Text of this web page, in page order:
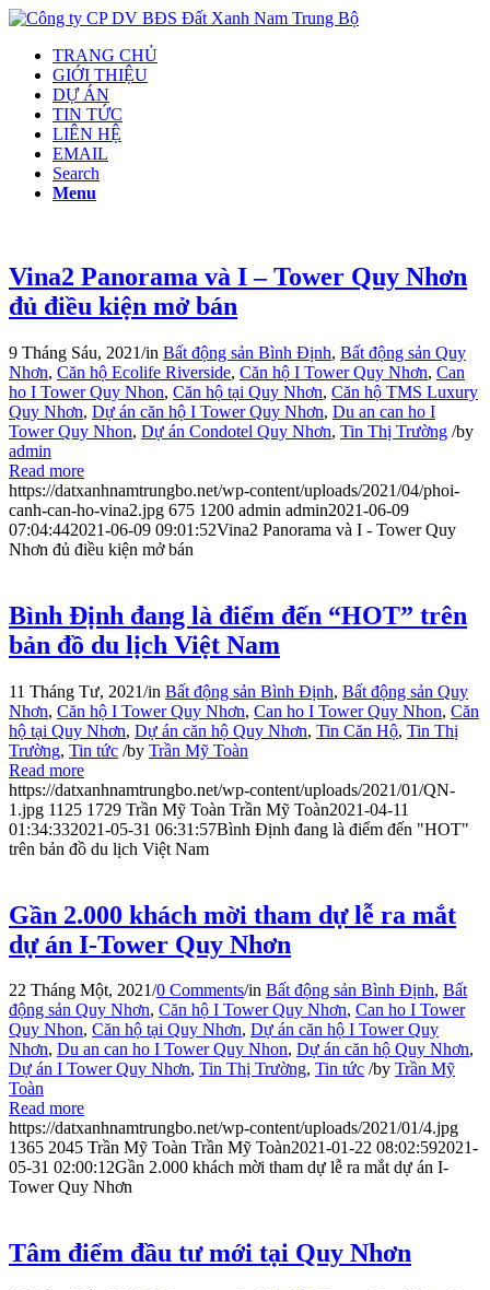
TRANG CHỦ
GIỚI THIỆU
DỰ ÁN
TIN TỨC
LIÊN HỆ
EMAIL
Search
Menu
Vina2 Panorama và I – Tower Quy Nhơn
đủ điều kiện mở bán
9 Tháng Sáu, 2021/in Bất động sản Bình Định, Bất động sản Quy
Nhơn, Căn hộ Ecolife Riverside, Căn hộ I Tower Quy Nhơn, Can
ho I Tower Quy Nhon, Căn hộ tại Quy Nhơn, Căn hộ TMS Luxury
Quy Nhơn, Dự án căn hộ I Tower Quy Nhơn, Du an can ho I
Tower Quy Nhon, Dự án Condotel Quy Nhơn, Tin Thị Trường /by
admin
Read more
https://datxanhnamtrungbo.net/wp-content/uploads/2021/04/phoi-
canh-can-ho-vina2.jpg 675 1200 admin admin2021-06-09
07:04:442021-06-09 09:01:52Vina2 Panorama và I - Tower Quy
Nhơn đủ điều kiện mở bán
Bình Định đang là điểm đến “HOT” trên
bản đồ du lịch Việt Nam
11 Tháng Tư, 2021/in Bất động sản Bình Định, Bất động sản Quy
Nhơn, Căn hộ I Tower Quy Nhơn, Can ho I Tower Quy Nhon, Căn
hộ tại Quy Nhơn, Dự án căn hộ Quy Nhơn, Tin Căn Hộ, Tin Thị
Trường, Tin tức /by Trần Mỹ Toàn
Read more
https://datxanhnamtrungbo.net/wp-content/uploads/2021/01/QN-
1.jpg 1125 1729 Trần Mỹ Toàn Trần Mỹ Toàn2021-04-11
01:34:332021-05-31 06:31:57Bình Định đang là điểm đến "HOT"
trên bản đồ du lịch Việt Nam
Gần 2.000 khách mời tham dự lễ ra mắt
dự án I-Tower Quy Nhơn
22 Tháng Một, 2021/0 Comments/in Bất động sản Bình Định, Bất
động sản Quy Nhơn, Căn hộ I Tower Quy Nhơn, Can ho I Tower
Quy Nhon, Căn hộ tại Quy Nhơn, Dự án căn hộ I Tower Quy
Nhơn, Du an can ho I Tower Quy Nhon, Dự án căn hộ Quy Nhơn,
Dự án I Tower Quy Nhơn, Tin Thị Trường, Tin tức /by Trần Mỹ
Toàn
Read more
https://datxanhnamtrungbo.net/wp-content/uploads/2021/01/4.jpg
1365 2045 Trần Mỹ Toàn Trần Mỹ Toàn2021-01-22 08:02:592021-
05-31 02:00:12Gần 2.000 khách mời tham dự lễ ra mắt dự án I-
Tower Quy Nhơn
Tâm điểm đầu tư mới tại Quy Nhơn